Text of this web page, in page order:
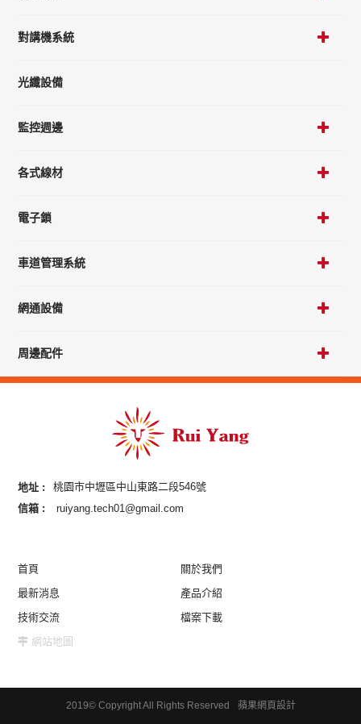
對講機系統
光纖設備
監控週邊
各式線材
電子鎖
車道管理系統
網通設備
周邊配件
地址 :
桃園市中壢區中山東路二段546號
信箱 :
ruiyang.tech01@gmail.com
首頁
關於我們
最新消息
產品介紹
技術交流
檔案下載
網站地圖
2019© Copyright All Rights Reserved 蘋果網頁設計